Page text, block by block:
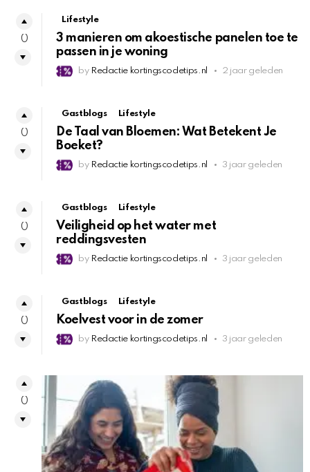
Lifestyle
3 manieren om akoestische panelen toe te
passen in je woning
by Redactie kortingscodetips.nl 2 jaar geleden
0
Gastblogs Lifestyle
De Taal van Bloemen: Wat Betekent Je
Boeket?
by Redactie kortingscodetips.nl 3 jaar geleden
0
Gastblogs Lifestyle
Veiligheid op het water met
reddingsvesten
by Redactie kortingscodetips.nl 3 jaar geleden
0
Gastblogs Lifestyle
Koelvest voor in de zomer
by Redactie kortingscodetips.nl 3 jaar geleden
0
0